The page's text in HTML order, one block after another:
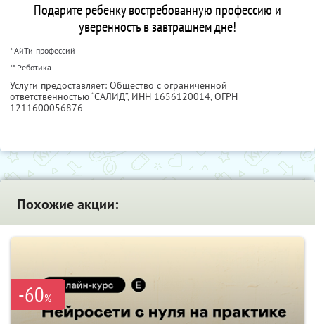
Подарите ребенку востребованную профессию и
уверенность в завтрашнем дне!
* АйТи-профессий
** Реботика
Услуги предоставляет: Общество с ограниченной
ответственностью “САЛИД”, ИНН 1656120014, ОГРН
1211600056876
Похожие акции:
-60%